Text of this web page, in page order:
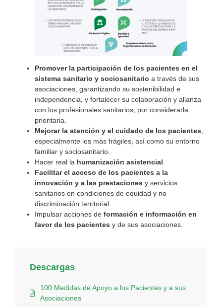
Promover la participación de los pacientes en el
sistema sanitario y sociosanitario a través de sus
asociaciones, garantizando su sostenibilidad e
independencia, y fortalecer su colaboración y alianza
con los profesionales sanitarios, por considerarla
prioritaria.
Mejorar la atención y el cuidado de los pacientes
especialmente los más frágiles, así como su entorno
familiar y sociosanitario.
Hacer real la humanización asistencial
Facilitar el acceso de los pacientes a la
innovación y a las prestaciones y servicios
sanitarios en condiciones de equidad y no
discriminación territorial.
Impulsar acciones de formación e información en
favor de los pacientes y de sus asociaciones.
Descargas
100 Medidas de Apoyo a los Pacientes y a sus
Asociaciones